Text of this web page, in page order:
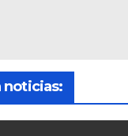
noticias: